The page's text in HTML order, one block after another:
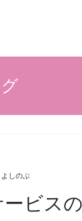
しのぶ
ビス